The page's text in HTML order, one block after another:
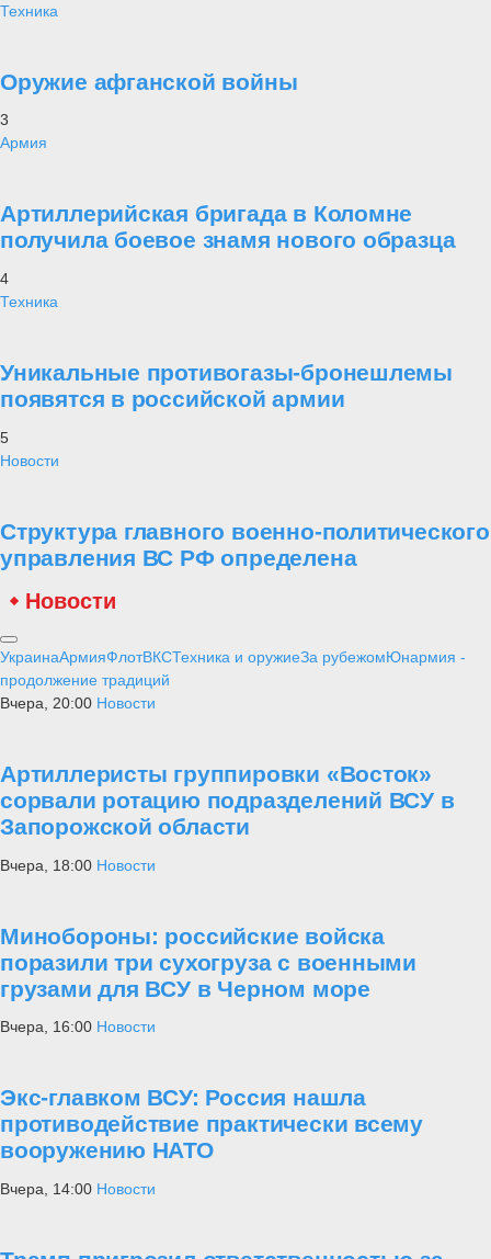
Техника
Оружие афганской войны
3
Армия
Артиллерийская бригада в Коломне
получила боевое знамя нового образца
4
Техника
Уникальные противогазы-бронешлемы
появятся в российской армии
5
Новости
Структура главного военно-политического
управления ВС РФ определена
Новости
УкраинаАрмияФлотВКСТехника и оружиеЗа рубежомЮнармия -
продолжение традиций
Вчера, 20:00 Новости
Артиллеристы группировки «Восток»
сорвали ротацию подразделений ВСУ в
Запорожской области
Вчера, 18:00 Новости
Минобороны: российские войска
поразили три сухогруза с военными
грузами для ВСУ в Черном море
Вчера, 16:00 Новости
Экс-главком ВСУ: Россия нашла
противодействие практически всему
вооружению НАТО
Вчера, 14:00 Новости